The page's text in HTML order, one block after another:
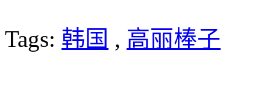
Tags: 韩国 , 高丽棒子